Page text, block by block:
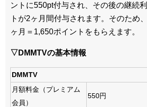
ントに550pt付与され、その後の継続
トが2ヶ月間付与されます。そのため
ヶ月＝1,650ポイントをもらえます。
▽DMMTVの基本情報
DMMTV
月額料金（プレミアム
会員）
550円